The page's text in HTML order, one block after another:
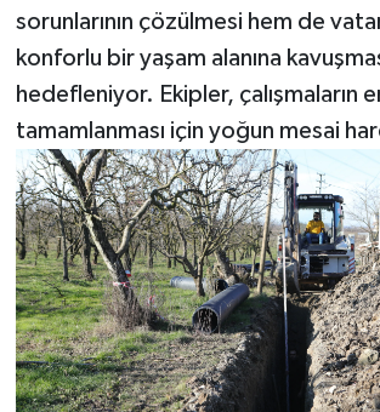
sorunlarının çözülmesi hem de
konforlu bir yaşam alanına
hedefleniyor. Ekipler, çalışmaların
tamamlanması için yoğun mesai